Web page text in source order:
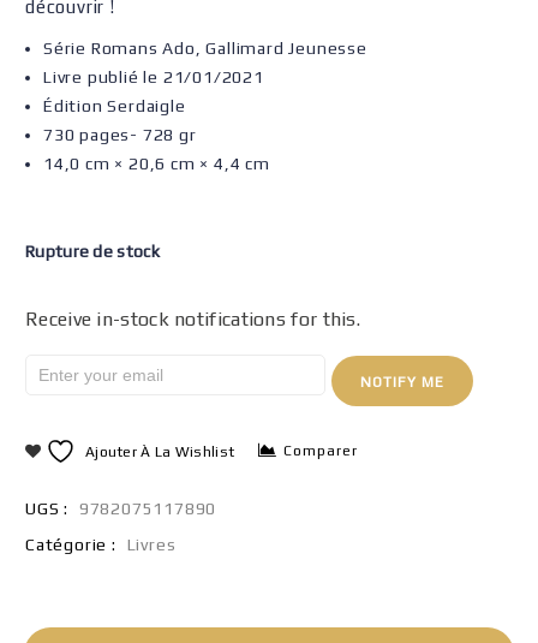
découvrir !
Série Romans Ado, Gallimard Jeunesse
Livre publié le 21/01/2021
Édition Serdaigle
730 pages- 728 gr
14,0 cm × 20,6 cm × 4,4 cm
Rupture de stock
Receive in-stock notifications for this.
NOTIFY ME
Ajouter À La Wishlist Comparer
UGS :
9782075117890
Catégorie :
Livres